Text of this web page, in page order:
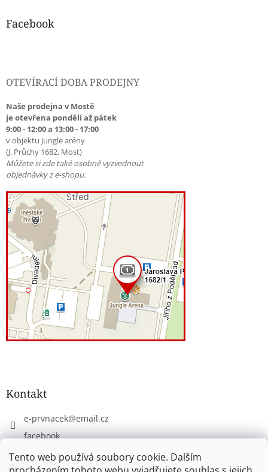
Tento web používá soubory cookie. Dalším
Facebook
OTEVÍRACÍ DOBA PRODEJNY
Naše prodejna v Mostě
je otevřena pondělí až pátek
9:00 - 12:00 a 13:00 - 17:00
v objektu Jungle arény
(J. Průchy 1682, Most)
Můžete si zde také osobně vyzvednout
objednávky z e-shopu.
Kontakt
e-prvnacek@email.cz
facebook
eprvnacek